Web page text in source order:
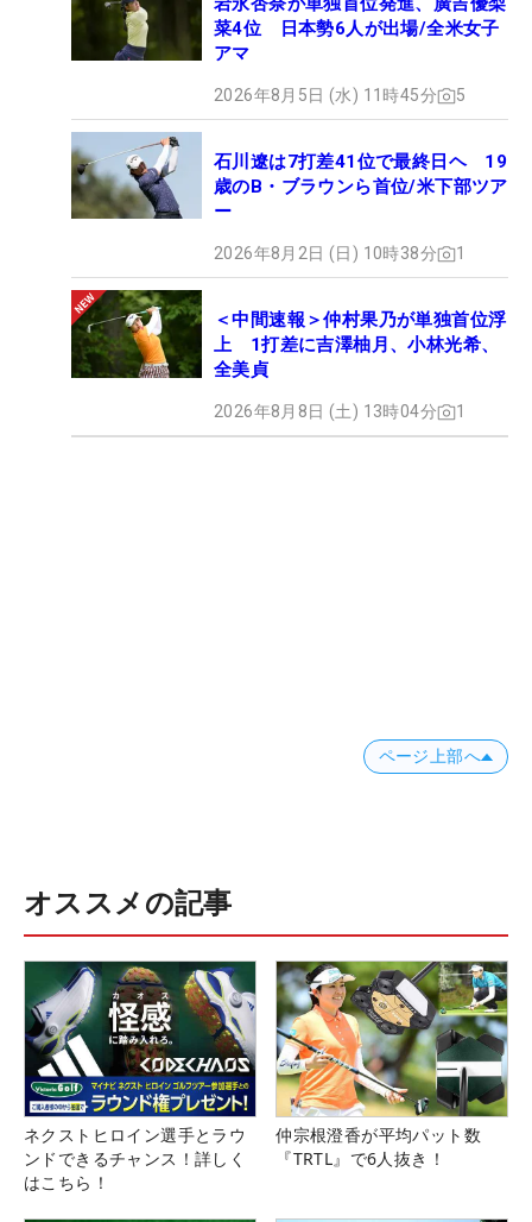
菜4位 日本勢6人が出場/全米女子
アマ
2026年8月5日 (水) 11時45分 5
石川遼は7打差41位で最終日ヘ 19
歳のB・ブラウンら首位/米下部ツア
ー
2026年8月2日 (日) 10時38分 1
＜中間速報＞仲村果乃が単独首位浮
上 1打差に吉澤柚月、小林光希、
全美貞
2026年8月8日 (土) 13時04分 1
ページ上部へ
オススメの記事
ネクストヒロイン選手とラウ
ンドできるチャンス！詳しく
はこちら！
仲宗根澄香が平均パット数
『TRTL』で6人抜き！